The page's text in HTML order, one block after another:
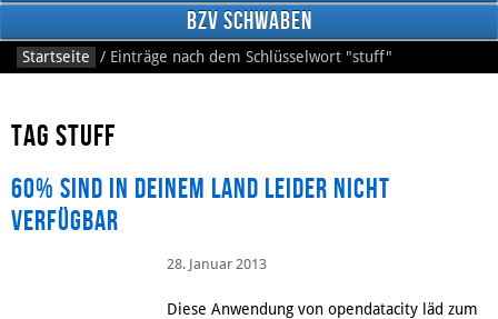
BzV Schwaben
Startseite / Einträge nach dem Schlüsselwort "stuff"
Tag stuff
60% sind in deinem Land leider nicht
verfügbar
28. Januar 2013
Diese Anwendung von opendatacity läd zum